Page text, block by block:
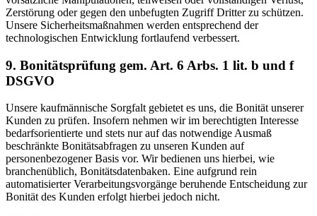
Zerstörung oder gegen den unbefugten Zugriff Dritter zu schützen.
Unsere Sicherheitsmaßnahmen werden entsprechend der
technologischen Entwicklung fortlaufend verbessert.
9. Bonitätsprüfung gem. Art. 6 Arbs. 1 lit. b und f
DSGVO
Unsere kaufmännische Sorgfalt gebietet es uns, die Bonität unserer
Kunden zu prüfen. Insofern nehmen wir im berechtigten Interesse
bedarfsorientierte und stets nur auf das notwendige Ausmaß
beschränkte Bonitätsabfragen zu unseren Kunden auf
personenbezogener Basis vor. Wir bedienen uns hierbei, wie
branchenüblich, Bonitätsdatenbaken. Eine aufgrund rein
automatisierter Verarbeitungsvorgänge beruhende Entscheidung zur
Bonität des Kunden erfolgt hierbei jedoch nicht.